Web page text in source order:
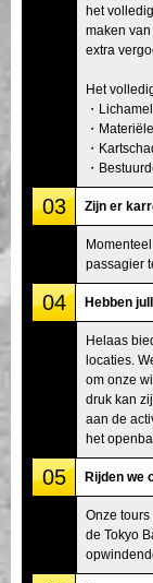
het
maken
extra
Het
・
・
・
・
03 Zijn er
passagier
04 Hebben
Helaas
locaties.
om onze
druk kan
aan de
het
05 Rijden we
Onze
de Tokyo